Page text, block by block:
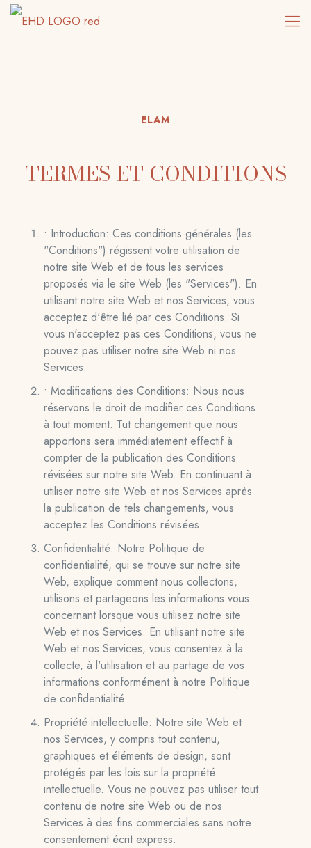
ELAM
TERMES ET CONDITIONS
• Introduction: Ces conditions générales (les
"Conditions") régissent votre utilisation de
notre site Web et de tous les services
proposés via le site Web (les "Services"). En
utilisant notre site Web et nos Services, vous
acceptez d'être lié par ces Conditions. Si
vous n'acceptez pas ces Conditions, vous ne
pouvez pas utiliser notre site Web ni nos
Services.
• Modifications des Conditions: Nous nous
réservons le droit de modifier ces Conditions
à tout moment. Tut changement que nous
apportons sera immédiatement effectif à
compter de la publication des Conditions
révisées sur notre site Web. En continuant à
utiliser notre site Web et nos Services après
la publication de tels changements, vous
acceptez les Conditions révisées.
Confidentialité: Notre Politique de
confidentialité, qui se trouve sur notre site
Web, explique comment nous collectons,
utilisons et partageons les informations vous
concernant lorsque vous utilisez notre site
Web et nos Services. En utilisant notre site
Web et nos Services, vous consentez à la
collecte, à l'utilisation et au partage de vos
informations conformément à notre Politique
de confidentialité.
Propriété intellectuelle: Notre site Web et
nos Services, y compris tout contenu,
graphiques et éléments de design, sont
protégés par les lois sur la propriété
intellectuelle. Vous ne pouvez pas utiliser tout
contenu de notre site Web ou de nos
Services à des fins commerciales sans notre
consentement écrit express.